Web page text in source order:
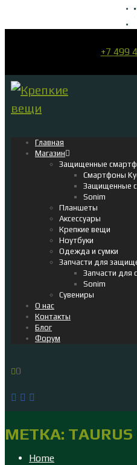
+7 499
Главная
Магазин
Защищенные
Смартфоны
Защищенные
Sonim
Планшеты
Аксессуары
Крепкие вещи
Ноутбуки
Одежда и сумки
Запчасти для
Запчасти для
Sonim
Сувениры
О нас
Контакты
Блог
Форум
0
МЕТКА: TAURUS
Home